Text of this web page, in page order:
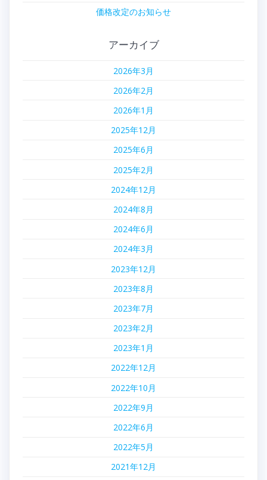
価格改定のお知らせ
アーカイブ
2026年3月
2026年2月
2026年1月
2025年12月
2025年6月
2025年2月
2024年12月
2024年8月
2024年6月
2024年3月
2023年12月
2023年8月
2023年7月
2023年2月
2023年1月
2022年12月
2022年10月
2022年9月
2022年6月
2022年5月
2021年12月